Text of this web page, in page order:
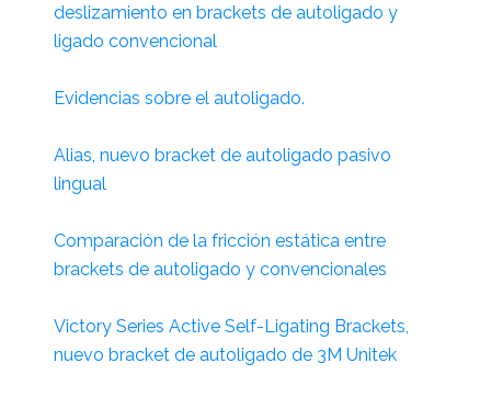
deslizamiento en brackets de autoligado y
ligado convencional
Evidencias sobre el autoligado.
Alias, nuevo bracket de autoligado pasivo
lingual
Comparación de la fricción estática entre
brackets de autoligado y convencionales
Victory Series Active Self-Ligating Brackets,
nuevo bracket de autoligado de 3M Unitek